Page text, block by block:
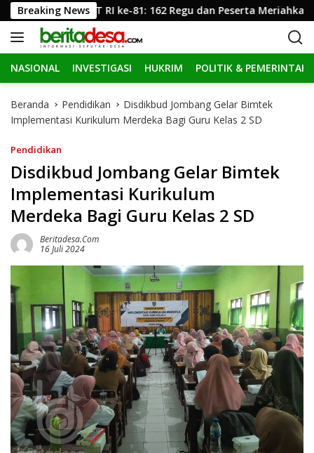
a
g
u
Breaking News
HUT RI ke-81: 162 Regu dan Peserta Meriahkan Gerak
NASIONAL INVESTIGASI HUKRIM POLITIK & PEMERINTAH
Beranda Pendidikan
Disdikbud Jombang Gelar Bimtek
Implementasi Kurikulum Merdeka Bagi Guru Kelas 2 SD
Pendidikan
Disdikbud Jombang Gelar Bimtek
Implementasi Kurikulum
Merdeka Bagi Guru Kelas 2 SD
Beritadesa.com
16 Juli 2024